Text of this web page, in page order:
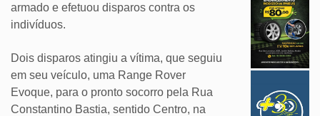
armado e efetuou disparos contra os
indivíduos.
Dois disparos atingiu a vítima, que seguiu
em seu veículo, uma Range Rover
Evoque, para o pronto socorro pela Rua
Constantino Bastia, sentido Centro, na